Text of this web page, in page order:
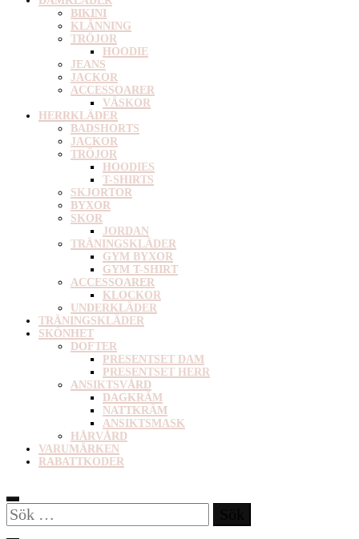
BIKINI
KLÄNNING
TRÖJOR
HOODIE
JEANS
JACKOR
ACCESSOARER
VÄSKOR
HERRKLÄDER
BADSHORTS
JACKOR
TRÖJOR
HOODIES
T-SHIRTS
SKJORTOR
BYXOR
SKOR
JORDAN
TRÄNINGSKLÄDER
GYM BYXOR
GYM T-SHIRT
ACCESSOARER
KLOCKOR
UNDERKLÄDER
TRÄNINGSKLÄDER
SKÖNHET
DOFTER
PRESENTSET DAM
PRESENTSET HERR
ANSIKTSVÅRD
DAGKRÄM
NATTKRÄM
ANSIKTSMASK
HÅRVÅRD
VARUMÄRKEN
RABATTKODER
Sök
efter: